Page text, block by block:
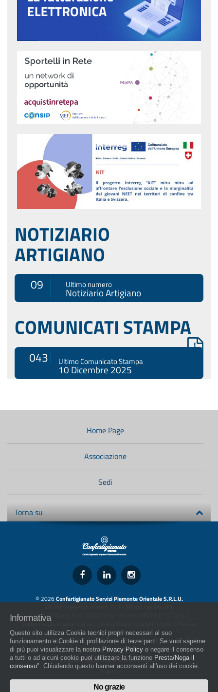
NOTIZIARIO
ARTIGIANO
09 Ultimo numero
Notiziario Artigiano
COMUNICATI STAMPA
043 Ultimo Comunicato Stampa
10 Dicembre 2025
Home Page
Associazione
Sedi
Torna su
© 2026Confartigianato Servizi Piemonte Orientale S.R.L.U.
Capitale Sociale: 526.000,00 € i.v. - Numero REA: NO - 173322
Codice fiscale e numero di iscrizione al Registro delle Imprese di Novara
01436930034
artigiani.it è registrato nel Registro della Stampa Periodica con il nr. 562
con Decreto del Presidente del Tribunale di Novara del 07/03/13
Direttore Responsabile: Amleto Impaloni
Privacy
Cookie
Whistleblowing
Informativa
Questo sito utilizza Cookie tecnici propri necessari al suo
funzionamento e Cookie di profilazione di terze parti. Se vuoi saperne
di più puoi visualizzare la nostra Privacy Policy o negare il consenso
a tutti o ad alcuni cookie puoi utilizzare la funzione Presta/Nega il
consenso". Chiudendo questo banner acconsenti all'uso dei cookie.
No grazie